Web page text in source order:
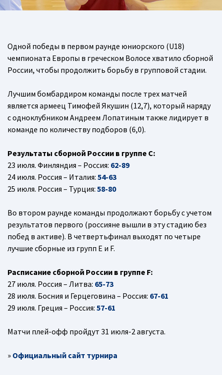
Одной победы в первом раунде юниорского (U18)
чемпионата Европы в греческом Волосе хватило сборной
России, чтобы продолжить борьбу в групповой стадии.
Лучшим бомбардиром команды после трех матчей
является армеец Тимофей Якушин (12,7), который наряду
с одноклубником Андреем Лопатиным также лидирует в
команде по количеству подборов (6,0).
Результаты сборной России в группе С:
23 июля. Финляндия – Россия: 62-89
24 июля. Россия – Италия: 54-63
25 июля. Россия – Турция: 58-80
Во втором раунде команды продолжают борьбу с учетом
результатов первого (россияне вышли в эту стадию без
побед в активе). В четвертьфинал выходят по четыре
лучшие сборные из групп Е и F.
Расписание сборной России в группе F:
27 июля. Россия – Литва: 65-73
28 июля. Босния и Герцеговина – Россия: 67-61
29 июля. Греция – Россия: 57-61
Матчи плей-офф пройдут 31 июля-2 августа.
» Официальный сайт турнира